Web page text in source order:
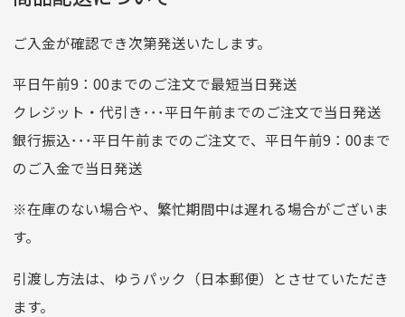
店番
478
預金種目
普通預金
口座番号
0776226
口座名義
株式会社一条
クレジットカード
選びいただけない場合がございます。
ご入金が確認でき次第発送いたします。
平日午前9：00までのご注文で最短当日発送
クレジット・代引き･･･平日午前までのご注文で当日発送
銀行振込･･･平日午前までのご注文で、平日午前9：00まで
のご入金で当日発送
※在庫のない場合や、繁忙期間中は遅れる場合がございま
す。
引渡し方法は、ゆうパック（日本郵便）とさせていただき
ます。